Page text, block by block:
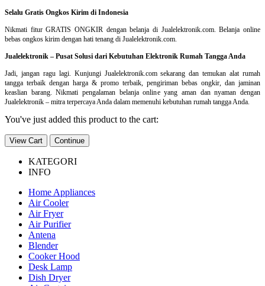
Selalu Gratis Ongkos Kirim di Indonesia
Nikmati fitur GRATIS ONGKIR dengan belanja di Jualelektronik.com. Belanja online
bebas ongkos kirim dengan hati tenang di Jualelektronik.com.
Jualelektronik – Pusat Solusi dari Kebutuhan Elektronik Rumah Tangga Anda
Jadi, jangan ragu lagi. Kunjungi Jualelektronik.com sekarang dan temukan alat rumah
tangga terbaik dengan harga & promo terbaik, pengiriman bebas ongkir, dan jaminan
keaslian barang. Nikmati pengalaman belanja online yang aman dan nyaman dengan
Jualelektronik – mitra terpercaya Anda dalam memenuhi kebutuhan rumah tangga Anda.
You've just added this product to the cart:
View Cart Continue
KATEGORI
INFO
Home Appliances
Air Cooler
Air Fryer
Air Purifier
Antena
Blender
Cooker Hood
Desk Lamp
Dish Dryer